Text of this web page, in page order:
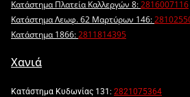
Κατάστημα Πλατεία Καλλεργών 8:2816007116
Κατάστημα Λεωφ. 62 Μαρτύρων 146:
Κατάστημα 1866:2811814395
Χανιά
Κατάστημα Κυδωνίας 131: 2821075364